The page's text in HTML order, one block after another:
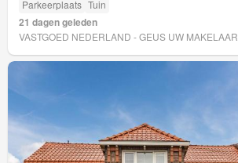
Parkeerplaats Tuin
21 dagen geleden
VASTGOED NEDERLAND - GEUS UW MAKELAAR